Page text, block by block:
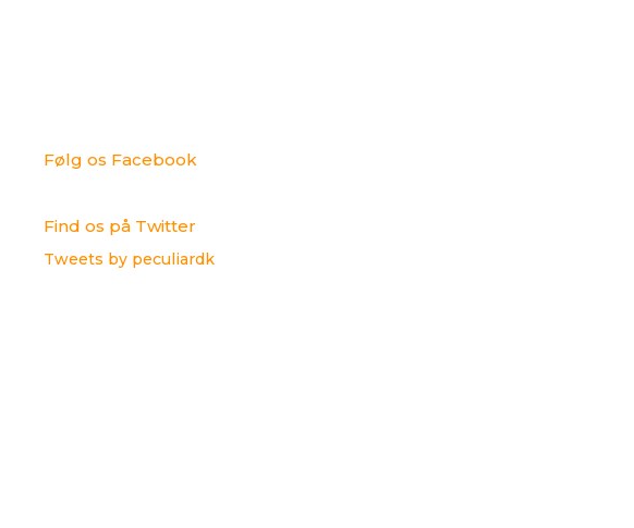
Følg os Facebook
Find os på Twitter
Tweets by peculiardk